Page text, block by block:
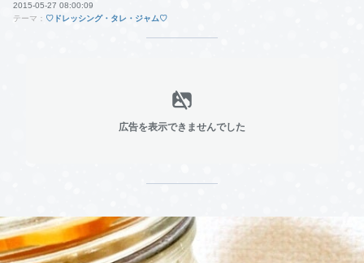
2015-05-27 08:00:09
テーマ： ♡ドレッシング・タレ・ジャム♡
広告を表示できませんでした